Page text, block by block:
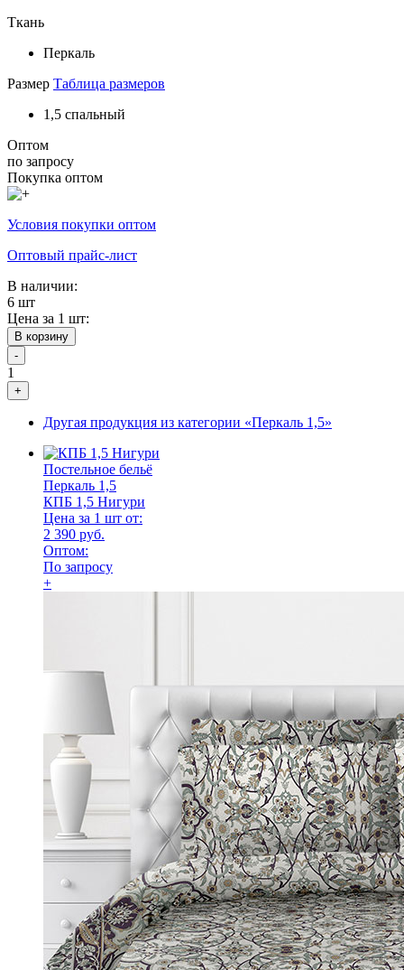
Ткань
Перкаль
Размер Таблица размеров
1,5 спальный
Оптом
по запросу
Покупка оптом
Условия покупки оптом
Оптовый прайс-лист
В наличии:
6 шт
Цена за 1 шт:
В корзину
-
1
+
Другая продукция из категории «Перкаль 1,5»
Постельное бельё
Перкаль 1,5
КПБ 1,5 Нигури
Цена за 1 шт от:
2 390 руб.
Оптом:
По запросу
+